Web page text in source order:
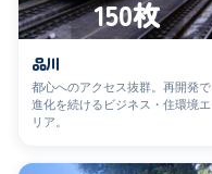
150枚
品川
都心へのアクセス抜群。再開発で
進化を続けるビジネス・住環境エ
リア。